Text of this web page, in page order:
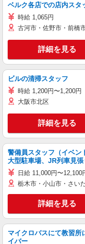
ベルク各店での店内スタ
時給 1,065円
古河市・佐野市・前橋
詳細を見る
ビルの清掃スタッフ
時給 1,200円〜1,200円
大阪市北区
詳細を見る
警備員スタッフ（イベン
大型駐車場、JR列車見張
日給 11,000円〜12,100
栃木市・小山市・さい
詳細を見る
マイクロバスにて教習所
イバー